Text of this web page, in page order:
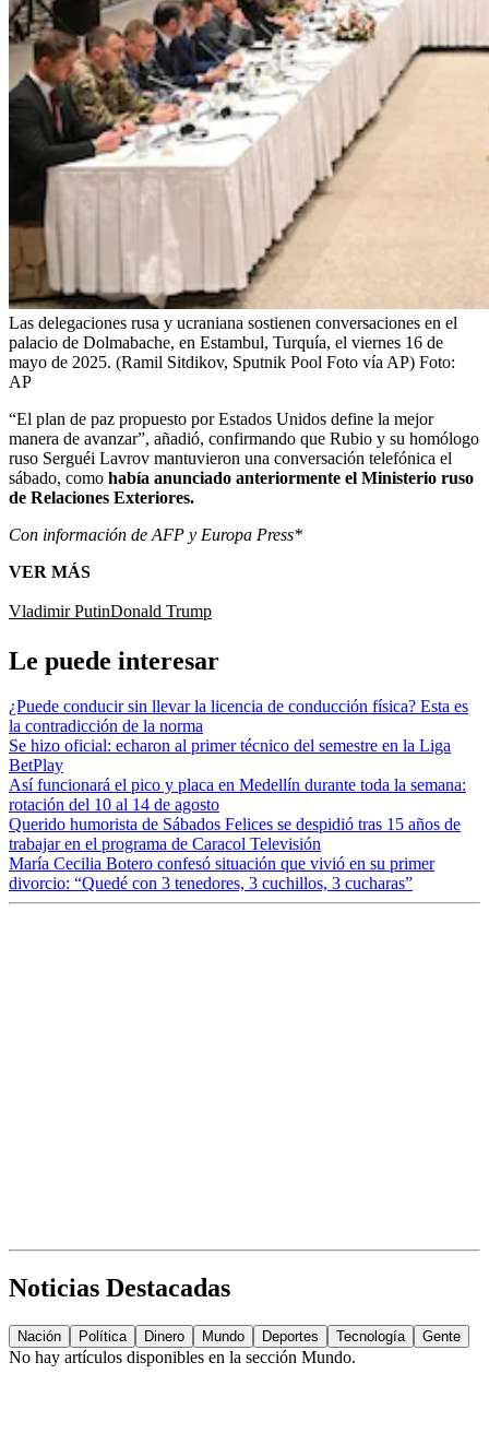
Las delegaciones rusa y ucraniana sostienen conversaciones en el
palacio de Dolmabache, en Estambul, Turquía, el viernes 16 de
mayo de 2025. (Ramil Sitdikov, Sputnik Pool Foto vía AP) Foto:
AP
“El plan de paz propuesto por Estados Unidos define la mejor
manera de avanzar”, añadió, confirmando que Rubio y su homólogo
ruso Serguéi Lavrov mantuvieron una conversación telefónica el
sábado, como había anunciado anteriormente el Ministerio ruso
de Relaciones Exteriores.
Con información de AFP y Europa Press*
VER MÁS
Vladimir PutinDonald Trump
Le puede interesar
¿Puede conducir sin llevar la licencia de conducción física? Esta es
la contradicción de la norma
Se hizo oficial: echaron al primer técnico del semestre en la Liga
BetPlay
Así funcionará el pico y placa en Medellín durante toda la semana:
rotación del 10 al 14 de agosto
Querido humorista de Sábados Felices se despidió tras 15 años de
trabajar en el programa de Caracol Televisión
María Cecilia Botero confesó situación que vivió en su primer
divorcio: “Quedé con 3 tenedores, 3 cuchillos, 3 cucharas”
Noticias Destacadas
Nación Política Dinero Mundo Deportes Tecnología Gente
No hay artículos disponibles en la sección Mundo.